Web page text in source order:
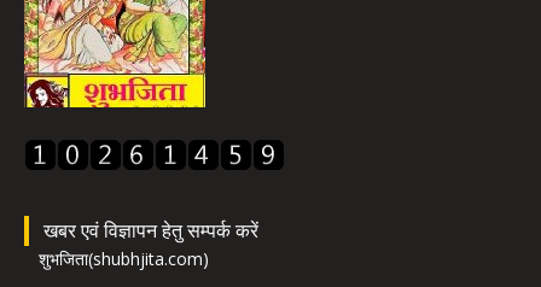
खबर एवं विज्ञापन हेतु सम्पर्क करें
शुभजिता(shubhjita.com)